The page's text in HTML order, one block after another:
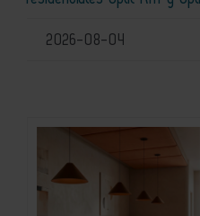
2026-08-04